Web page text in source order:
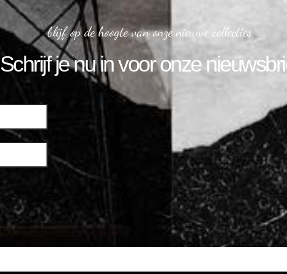
blijf op de hoogte van onze nieuwe collecties
Schrijf je nu in voor onze